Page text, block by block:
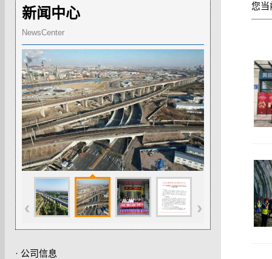
新闻中心
NewsCenter
点赞！青岛安顺路项目荣获全国市政工程最高
质量水平评价
近日，中国市政工程协会公布了2025年度市政工程最高质
量水平评价工程名单。中铁二局承建的青岛安顺路项目榜
‹ ›
· 公司信息
您当